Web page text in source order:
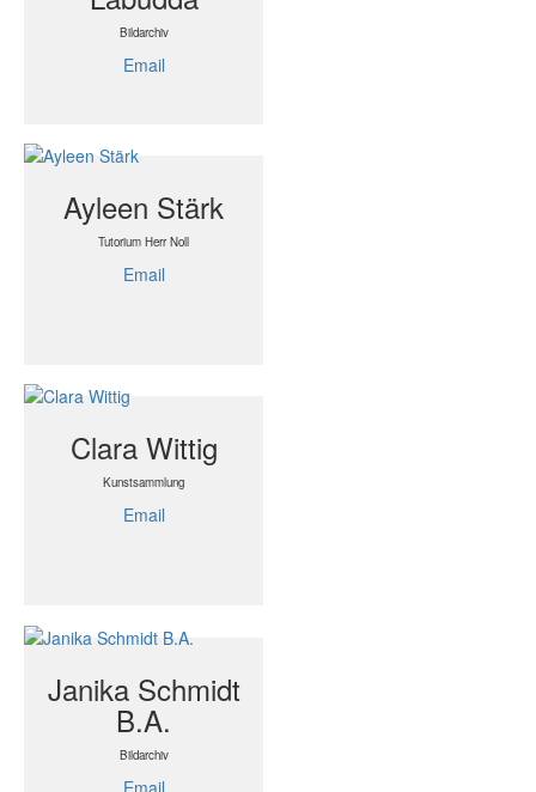
Bildarchiv
Email
Ayleen Stärk
Tutorium Herr Noll
Email
Clara Wittig
Kunstsammlung
Email
Janika Schmidt
B.A.
Bildarchiv
Email